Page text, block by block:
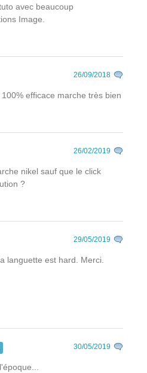
avec beaucoup
Image.
26/09/2018
efficace marche très bien
26/02/2019
nikel sauf que le click
?
29/05/2019
languette est hard. Merci.
30/05/2019